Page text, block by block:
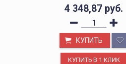
4 348,87 руб.
КУПИТЬ